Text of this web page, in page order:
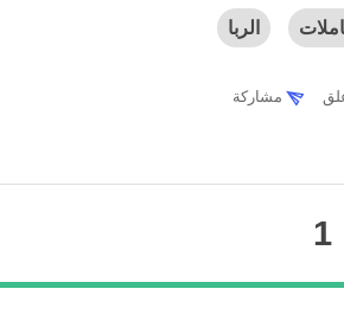
الربا
مشاركة
1